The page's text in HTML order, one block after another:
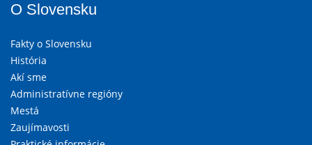
O Slovensku
Fakty o Slovensku
História
Akí sme
Administratívne regióny
Mestá
Zaujímavosti